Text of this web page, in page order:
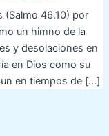
(Salmo 46.10) por
un himno de la
y desolaciones en
en Dios como su
en tiempos de […]